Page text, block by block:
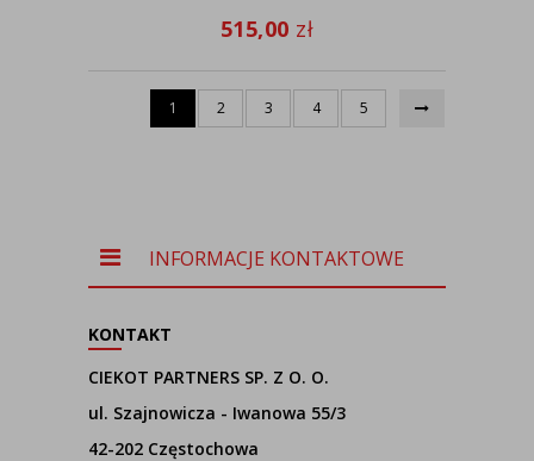
515,00 zł
1 2 3 4 5
INFORMACJE KONTAKTOWE
KONTAKT
CIEKOT PARTNERS SP. Z O. O.
ul. Szajnowicza - Iwanowa 55/3
42-202 Częstochowa